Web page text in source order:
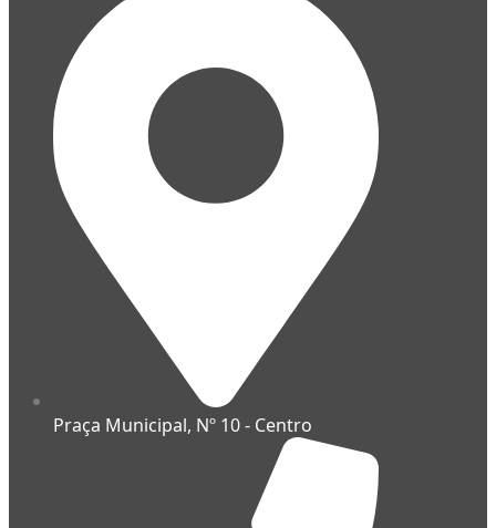
Praça Municipal, Nº 10 - Centro